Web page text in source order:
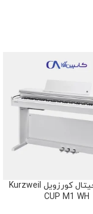
پیانو دیجیتال کورزویل Kurzweil
CUP M1 WH